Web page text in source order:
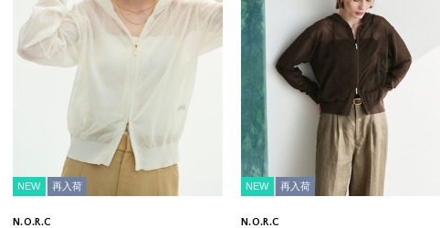
NEW 再入荷
N.O.R.C
NEW 再入荷
N.O.R.C